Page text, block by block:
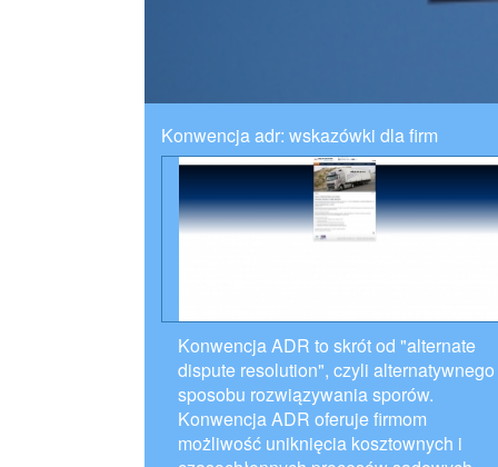
Konwencja adr: wskazówki dla firm
Konwencja ADR to skrót od "alternate
dispute resolution", czyli alternatywnego
sposobu rozwiązywania sporów.
Konwencja ADR oferuje firmom
możliwość uniknięcia kosztownych i